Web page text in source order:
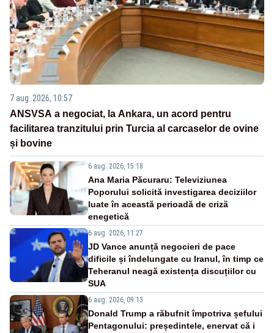
7 aug. 2026, 10:57
ANSVSA a negociat, la Ankara, un acord pentru
facilitarea tranzitului prin Turcia al carcaselor de ovine
și bovine
6 aug. 2026, 15:18
Ana Maria Păcuraru: Televiziunea
Poporului solicită investigarea deciziilor
luate în această perioadă de criză
enegetică
6 aug. 2026, 11:27
JD Vance anunță negocieri de pace
dificile și îndelungate cu Iranul, în timp ce
Teheranul neagă existența discuțiilor cu
SUA
6 aug. 2026, 09:13
Donald Trump a răbufnit împotriva șefului
Pentagonului: președintele, enervat că i